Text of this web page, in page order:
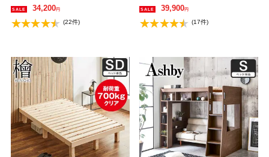
ント すのこ床板 低ホルムアルデヒ
ド 耐荷重350kg 【大型家具配送】
34,200円
(22件)
タンド付き ダブルベッド 省スペー
ス コンパクト 北欧風【フレームの
み】 【大型家具配送】
39,900円
(17件)